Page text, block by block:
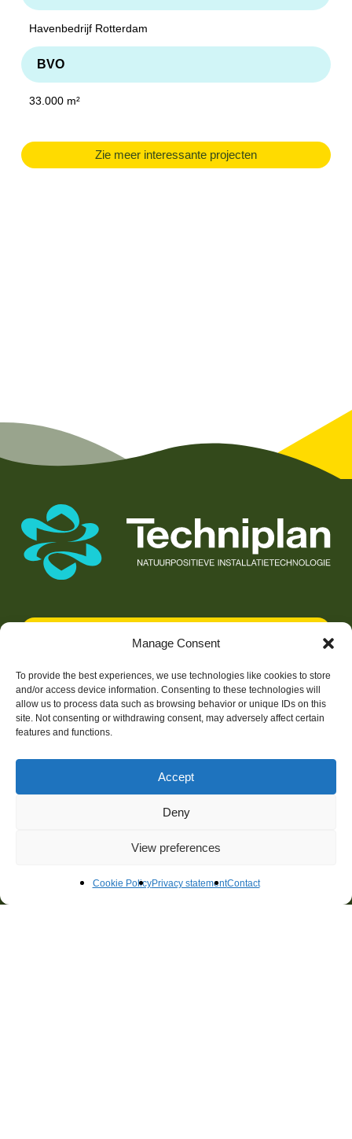
Manage Consent
To provide the best experiences, we use technologies like cookies to store
and/or access device information. Consenting to these technologies will
allow us to process data such as browsing behavior or unique IDs on this
site. Not consenting or withdrawing consent, may adversely affect certain
features and functions.
Accept
Deny
View preferences
Cookie PolicyPrivacy statementContact
Havenbedrijf Rotterdam
BVO
33.000 m²
Zie meer interessante projecten
Gebiedsontwikkeling
Vastgoed